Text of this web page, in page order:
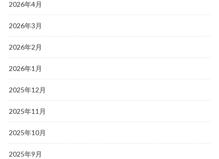
2026年4月
2026年3月
2026年2月
2026年1月
2025年12月
2025年11月
2025年10月
2025年9月